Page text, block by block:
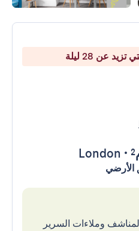
عن 28 ليلة
•
London
وملاءات السرير